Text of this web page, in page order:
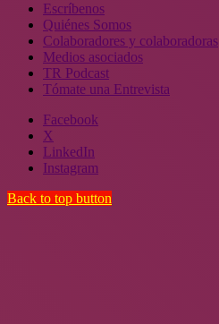
Escríbenos
Quiénes Somos
Colaboradores y colaboradoras
Medios asociados
TR Podcast
Tómate una Entrevista
Facebook
X
LinkedIn
Instagram
Back to top button